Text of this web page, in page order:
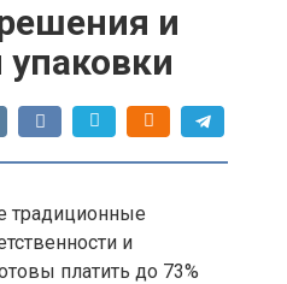
и
традиционные
и
платить до 73%